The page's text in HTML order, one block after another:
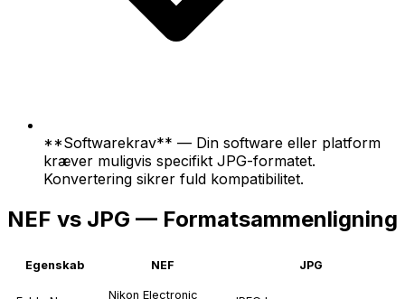
**Softwarekrav** — Din software eller platform
kræver muligvis specifikt JPG-formatet.
Konvertering sikrer fuld kompatibilitet.
NEF vs JPG — Formatsammenligning
Egenskab NEF JPG
Nikon Electronic